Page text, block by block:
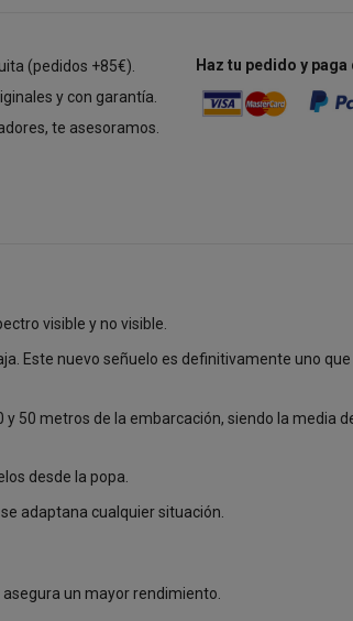
(pedidos +85€).
y con garantía.
te asesoramos.
Haz tu pedido y
visible y no visible.
Este nuevo señuelo es definitivamente uno
50 metros de la embarcación, siendo la media
desde la popa.
adaptana cualquier situación.
un mayor rendimiento.